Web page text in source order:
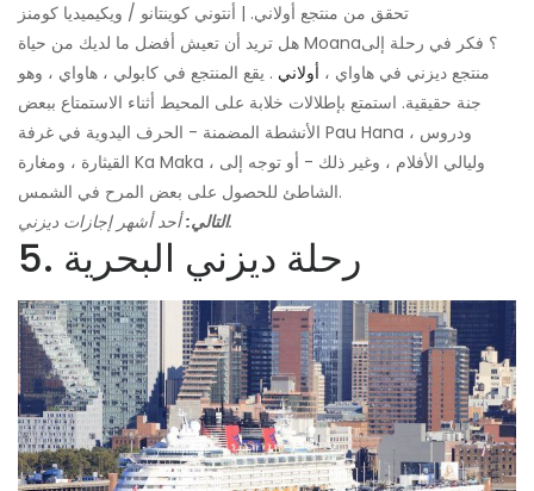
تحقق من منتجع أولاني. | أنتوني كوينتانو / ويكيميديا ​​كومنز
هل تريد أن تعيش أفضل ما لديك من حياة Moana؟ فكر في رحلة إلى
منتجع ديزني في هاواي ، أولاني . يقع المنتجع في كابولي ، هاواي ، وهو
جنة حقيقية. استمتع بإطلالات خلابة على المحيط أثناء الاستمتاع ببعض
الأنشطة المضمنة - الحرف اليدوية في غرفة Pau Hana ، ودروس
القيثارة ، ومغارة Ka Maka ، وليالي الأفلام ، وغير ذلك - أو توجه إلى
الشاطئ للحصول على بعض المرح في الشمس.
التالي:أحد أشهر إجازات ديزني.
5. رحلة ديزني البحرية